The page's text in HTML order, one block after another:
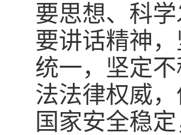
要思想、科
要讲话精神
统一，坚定
法法律权威
国家安全稳